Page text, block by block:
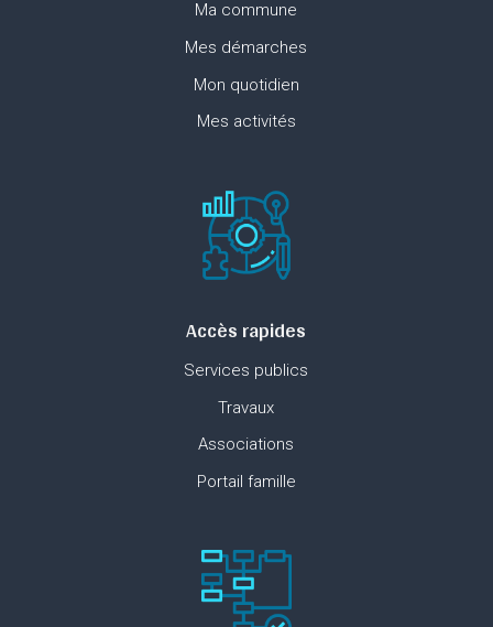
Ma commune
Mes démarches
Mon quotidien
Mes activités
Accès rapides
Services publics
Travaux
Associations
Portail famille